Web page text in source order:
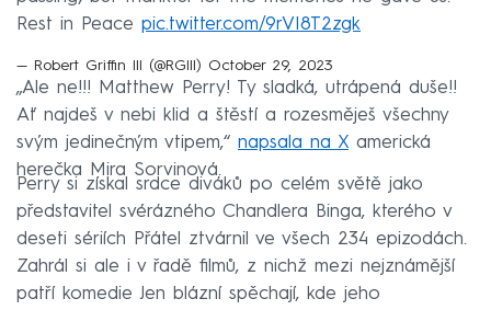
Rest in Peace pic.twitter.com/9rVI8T2zgk
— Robert Griffin III (@RGIII) October 29, 2023
„Ale ne!!! Matthew Perry! Ty sladká, utrápená duše!!
Ať najdeš v nebi klid a štěstí a rozesměješ všechny
svým jedinečným vtipem,“ napsala na X americká
herečka Mira Sorvinová.
Perry si získal srdce diváků po celém světě jako
představitel svérázného Chandlera Binga, kterého v
deseti sériích Přátel ztvárnil ve všech 234 epizodách.
Zahrál si ale i v řadě filmů, z nichž mezi nejznámější
patří komedie Jen blázní spěchají, kde jeho